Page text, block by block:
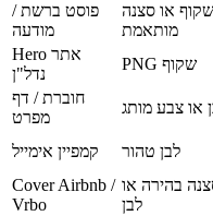
פוסט ברשת /
מודעה
שקוף או סצנה
מותאמת
Hero אתר
נדל"ן
PNG שקוף
חוברת / דף
מפרט
או צבע מותג
קמפיין אימייל
לבן טהור
Cover Airbnb /
Vrbo
בהירה או
לבן